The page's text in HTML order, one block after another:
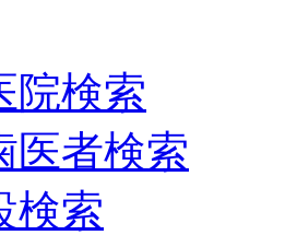
院検索
医者検索
検索